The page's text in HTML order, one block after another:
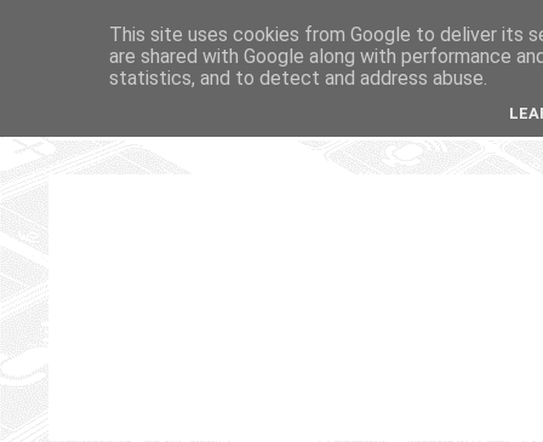
This site uses cookies from Google to deliver its
are shared with Google along with performance
statistics, and to detect and address abuse.